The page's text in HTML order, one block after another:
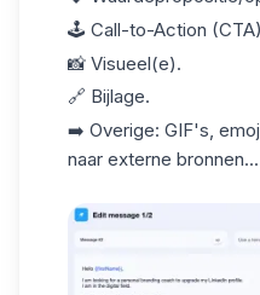
🕹️ Call-to-Action (CTA)
📸 Visueel(e).
🔗 Bijlage.
➡️ Overige: GIF's,
naar externe bronnen...